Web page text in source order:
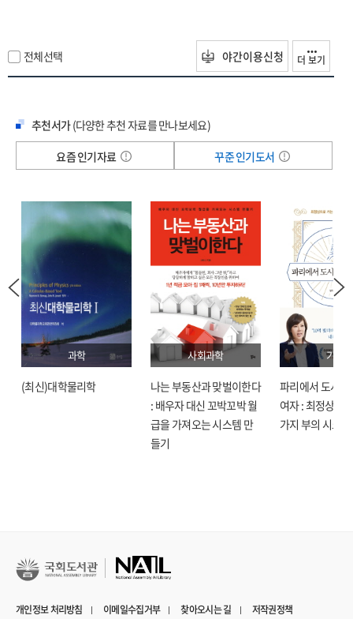
전체선택 야간이용신청 더 보기
추천서가(다양한 추천 자료를 만나보세요)
요즘 인기자료
꾸준 인기도서
과학
(최신)대학물리학
사회과학
나는 부동산과 맞벌이한다
: 배우자 대신 꼬박꼬박 월
급을 가져오는 시스템 만
들기
기술
파리에서 도시락
여자 : 최정상으
가지 부의 시크릿
개인정보 처리방침 이메일수집거부 찾아오시는 길 저작권정책